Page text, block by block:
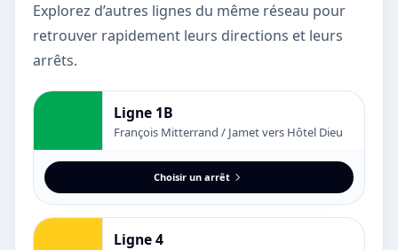
Explorez d’autres lignes du même réseau pour
retrouver rapidement leurs directions et leurs
arrêts.
Ligne 1B
François Mitterrand / Jamet vers Hôtel Dieu
Choisir un arrêt
Ligne 4